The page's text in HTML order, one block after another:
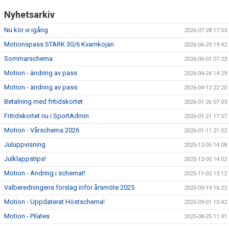
Nyhetsarkiv
Nu kör vi igång 2026-07-28 17:53
Motionspass STARK 30/6 Kvarnkojan 2026-06-29 19:42
Sommarschema 2026-06-01 07:23
Motion - ändring av pass 2026-04-24 14:29
Motion - ändring av pass: 2026-04-12 22:20
Betalning med fritidskortet 2026-01-26 07:03
Fritidskortet nu i SportAdmin 2026-01-21 17:57
Motion - Vårschema 2026 2026-01-11 21:02
Juluppvisning 2025-12-05 14:08
Julklappstips! 2025-12-05 14:02
Motion - Ändring i schemat! 2025-11-02 13:12
Valberedningens förslag inför årsmöte 2025 2025-09-19 16:22
Motion - Uppdaterat Höstschema! 2025-09-01 10:42
Motion - Pilates 2025-08-25 11:41